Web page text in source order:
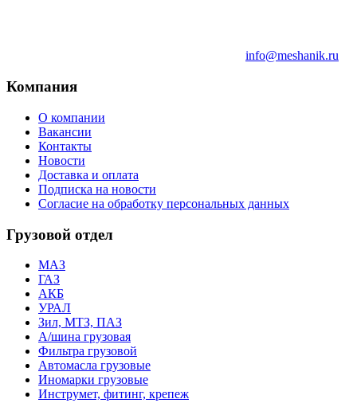
info@meshanik.ru
Компания
О компании
Вакансии
Контакты
Новости
Доставка и оплата
Подписка на новости
Согласие на обработку персональных данных
Грузовой отдел
МАЗ
ГАЗ
АКБ
УРАЛ
Зил, МТЗ, ПАЗ
А/шина грузовая
Фильтра грузовой
Автомасла грузовые
Иномарки грузовые
Инструмет, фитинг, крепеж